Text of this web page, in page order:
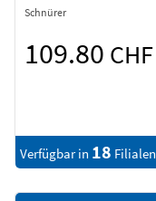
Schnürer
109.80 CHF
Verfügbar in 18 Filialen